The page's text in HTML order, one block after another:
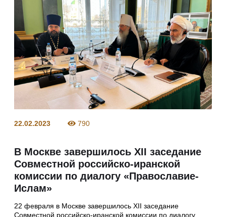
22.02.2023 790
В Москве завершилось XII заседание
Совместной российско-иранской
комиссии по диалогу «Православие-
Ислам»
22 февраля в Москве завершилось XII заседание
Совместной российско-иранской комиссии по диалогу